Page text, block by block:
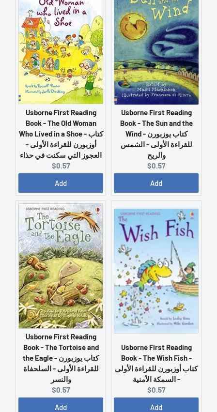
t
p
i
c
e
:
t
p
r
i
c
e
:
Usborne First Reading
Book - The Old Woman
Who Lived in a Shoe - كتاب
أوزبورن للقراءة الأولى -
العجوز التي سكنت في حذاء
C
u
r
e
n
t
p
r
i
e
:
$0.57
Add
Usborne First Reading
Book - The Sun and the
Wind - كتاب يوزبورن
للقراءة الأولى - الشمس
والريح
C
u
r
e
p
i
c
e
:
$0.57
Add
Usborne First Reading
Book - The Tortoise and
the Eagle - كتاب يوزبورن
للقراءة الأولى - السلحفاة
والنسر
C
u
$0.57
Add
Usborne First Reading
Book - The Wish Fish -
كتاب أوزبورن للقراءة الأولى
- السمكة الأمنية
C
u
$0.57
Add